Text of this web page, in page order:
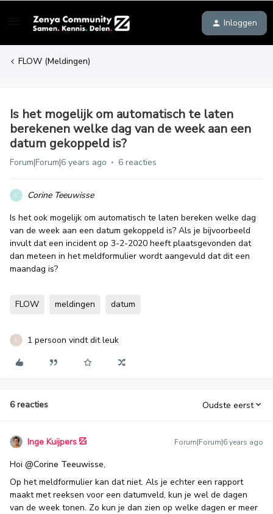
Inloggen
FLOW (Meldingen)
Is het mogelijk om automatisch te laten
berekenen welke dag van de week aan een
datum gekoppeld is?
Forum|Forum|6 years ago 6 reacties
C
Corine Teeuwisse
Is het ook mogelijk om automatisch te laten bereken welke dag
van de week aan een datum gekoppeld is? Als je bijvoorbeeld
invult dat een incident op 3-2-2020 heeft plaatsgevonden dat
dan meteen in het meldformulier wordt aangevuld dat dit een
maandag is?
FLOW meldingen datum
L 1 persoon vindt dit leuk
6 reacties Oudste eerst
Inge Kuijpers Forum|Forum|6 years ago
Hoi @Corine Teeuwisse,
Op het meldformulier kan dat niet. Als je echter een rapport
maakt met reeksen voor een datumveld, kun je wel de dagen
van de week tonen. Zo kun je dan zien op welke dagen er meer